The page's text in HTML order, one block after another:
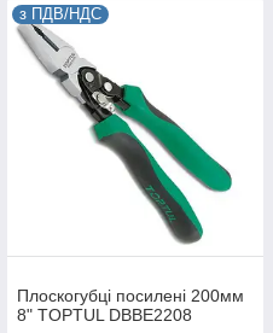
з ПДВ/НДС
Плоскогубці посилені 200мм
8" TOPTUL DBBE2208